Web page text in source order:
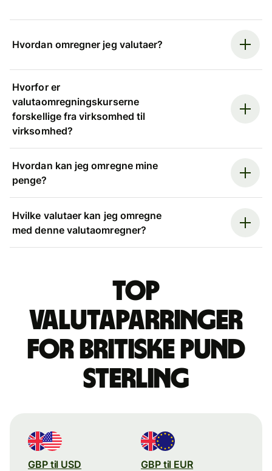
Hvordan omregner jeg valutaer?
Hvorfor er
valutaomregningskurserne
forskellige fra virksomhed til
virksomhed?
Hvordan kan jeg omregne mine
penge?
Hvilke valutaer kan jeg omregne
med denne valutaomregner?
Top
valutaparringer
for britiske pund
sterling
GBP til USD GBP til EUR